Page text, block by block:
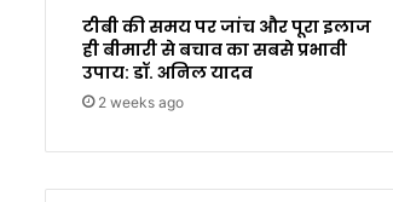
टीबी की समय पर जांच और पूरा इलाज
ही बीमारी से बचाव का सबसे प्रभावी
उपाय: डॉ. अनिल यादव
2 weeks ago